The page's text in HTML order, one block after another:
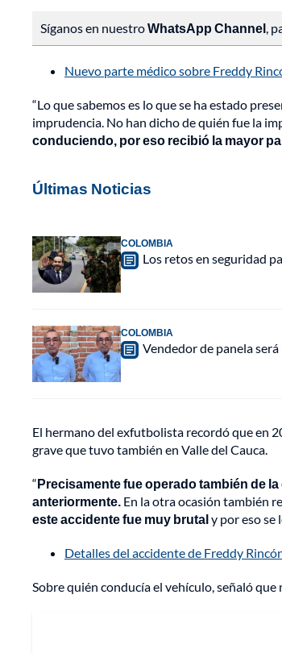
Síganos en nuestroWhatsApp Channel,
Nuevo parte médico sobre Freddy
“Lo que sabemos es lo que se ha estado
imprudencia. No han dicho de quién fue la
conduciendo, por eso recibió la mayor
Últimas Noticias
COLOMBIA
Los retos en seguridad
COLOMBIA
Vendedor de panela
El hermano del exfutbolista recordó que en
grave que tuvo también en Valle del Cauca.
“Precisamente fue operado también de
anteriormente. En la otra ocasión también
este accidente fue muy brutaly por eso se
Detalles del accidente de Freddy
Sobre quién conducía el vehículo, señaló